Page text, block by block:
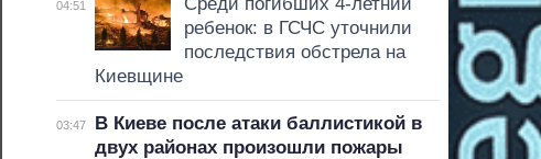
04:51
ребенок: в ГСЧС уточнили
последствия обстрела на
Киевщине
03:47
В Киеве после атаки баллистикой в
двух районах произошли пожары